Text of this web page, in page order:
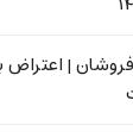
فروشان |